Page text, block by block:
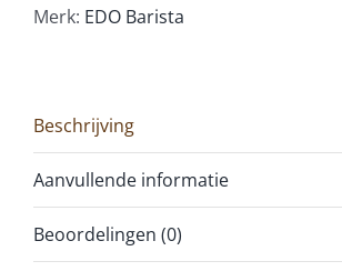
Merk: EDO Barista
Beschrijving
Aanvullende informatie
Beoordelingen (0)